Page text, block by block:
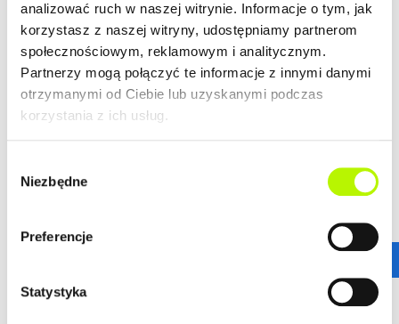
analizować ruch w naszej witrynie. Informacje o tym, jak
korzystasz z naszej witryny, udostępniamy partnerom
społecznościowym, reklamowym i analitycznym.
Partnerzy mogą połączyć te informacje z innymi danymi
otrzymanymi od Ciebie lub uzyskanymi podczas
korzystania z ich usług.
zgody
Niezbędne
Preferencje
Statystyka
LOKALIZACJA
Bella Dolina to nasze drugie, realizowane kompleksowo,
a zarazem całkowicie od podstaw osiedle w Rzeszowie.
Wyznacza ono nowe standardy w kreowaniu przestrzeni
gwarantuje wprost niesamowitą dostępność
komunikacyjną.
ZALETY LOKALIZACJI